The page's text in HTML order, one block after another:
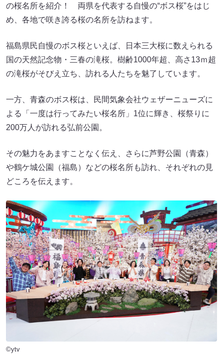
の桜名所を紹介！ 両県を代表する自慢の“ボス桜”をはじ
め、各地で咲き誇る桜の名所を訪ねます。
福島県民自慢のボス桜といえば、日本三大桜に数えられる
国の天然記念物・三春の滝桜。樹齢1000年超、高さ13ｍ超
の滝桜がそびえ立ち、訪れる人たちを魅了しています。
一方、青森のボス桜は、民間気象会社ウェザーニューズに
よる「一度は行ってみたい桜名所」1位に輝き、桜祭りに
200万人が訪れる弘前公園。
その魅力をあますことなく伝え、さらに芦野公園（青森）
や鶴ケ城公園（福島）などの桜名所も訪れ、それぞれの見
どころを伝えます。
©ytv